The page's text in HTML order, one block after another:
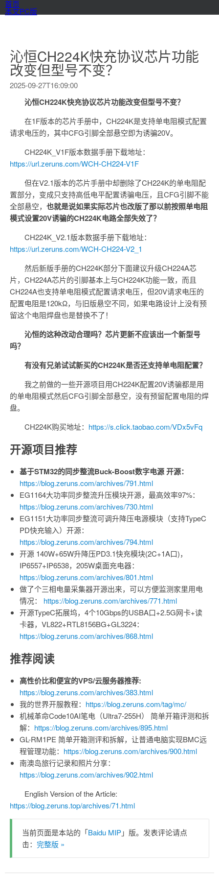
首页
本文PC版
沁恒CH224K快充协议芯片功能
改变但型号不变？
2025-09-27T16:09:00
沁恒CH224K快充协议芯片功能改变但型号不变？
在1F版本的芯片手册中，CH224K是支持单电阻模式配置
请求电压的，其中CFG引脚全部悬空即为诱骗20V。
CH224K_V1F版本数据手册下载地址：
https://url.zeruns.com/WCH-CH224-V1F
但在V2.1版本的芯片手册中却删除了CH224K的单电阻配
置部分，变成只支持高低电平配置诱骗电压，且CFG引脚不能
全部悬空， 也就是说如果实际芯片也改版了那以前按照单电阻
模式设置20V诱骗的CH224K电路全部失效了？
CH224K_V2.1版本数据手册下载地址：
https://url.zeruns.com/WCH-CH224-V2_1
然后新版手册的CH224K部分下面建议升级CH224A芯
片，CH224A芯片的引脚基本上与CH224K功能一致，而且
CH224A也支持单电阻模式配置请求电压，但20V请求电压的
配置电阻是120kΩ，与旧版悬空不同，如果电路设计上没有预
留这个电阻焊盘也是替换不了！
沁恒的这种改动合理吗？芯片更新不应该出一个新型号
吗？
有没有兄弟试试新买的CH224K是否还支持单电阻配置？
我之前做的一些开源项目用CH224K配置20V诱骗都是用
的单电阻模式然后CFG引脚全部悬空，没有预留配置电阻的焊
盘。
CH224K购买地址： https://s.click.taobao.com/VDx5vFq
开源项目推荐
基于STM32的同步整流Buck-Boost数字电源 开源：
https://blog.zeruns.com/archives/791.html
EG1164大功率同步整流升压模块开源，最高效率97%：
https://blog.zeruns.com/archives/730.html
EG1151大功率同步整流可调升降压电源模块（支持TypeC
PD快充输入）开源：
https://blog.zeruns.com/archives/794.html
开源 140W+65W升降压PD3.1快充模块(2C+1A口)，
IP6557+IP6538，205W桌面充电器：
https://blog.zeruns.com/archives/801.html
做了个三相电量采集器开源出来，可以方便监测家里用电
情况： https://blog.zeruns.com/archives/771.html
开源TypeC拓展坞，4个10Gbps的USBA口+2.5G网卡+读
卡器，VL822+RTL8156BG+GL3224：
https://blog.zeruns.com/archives/868.html
推荐阅读
高性价比和便宜的VPS/云服务器推荐:
https://blog.zeruns.com/archives/383.html
我的世界开服教程： https://blog.zeruns.com/tag/mc/
机械革命Code10AI笔电（Ultra7-255H） 简单开箱评测和拆
解： https://blog.zeruns.com/archives/895.html
GL-RM1PE 简单开箱测评和拆解，让普通电脑实现BMC远
程管理功能： https://blog.zeruns.com/archives/900.html
南澳岛旅行记录和照片分享：
https://blog.zeruns.com/archives/902.html
English Version of the Article:
https://blog.zeruns.top/archives/71.html
当前页面是本站的「Baidu MIP」版。发表评论请点
击： 完整版 »